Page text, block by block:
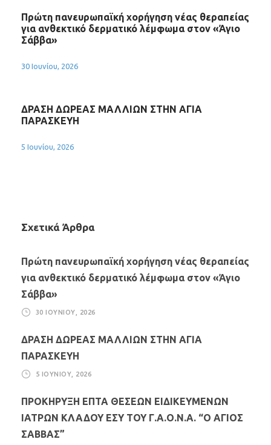
Πρώτη πανευρωπαϊκή χορήγηση νέας θεραπείας
για ανθεκτικό δερματικό λέμφωμα στον «Άγιο
Σάββα»
30 Ιουνίου, 2026
ΔΡΑΣΗ ΔΩΡΕΑΣ ΜΑΛΛΙΩΝ ΣΤΗΝ ΑΓΙΑ
ΠΑΡΑΣΚΕΥΗ
5 Ιουνίου, 2026
Σχετικά Άρθρα
Πρώτη πανευρωπαϊκή χορήγηση νέας θεραπείας
για ανθεκτικό δερματικό λέμφωμα στον «Άγιο
Σάββα»
30 ΙΟΥΝΊΟΥ, 2026
ΔΡΑΣΗ ΔΩΡΕΑΣ ΜΑΛΛΙΩΝ ΣΤΗΝ ΑΓΙΑ
ΠΑΡΑΣΚΕΥΗ
5 ΙΟΥΝΊΟΥ, 2026
ΠΡΟΚΗΡΥΞΗ ΕΠΤΑ ΘΕΣΕΩΝ ΕΙΔΙΚΕΥΜΕΝΩΝ
ΙΑΤΡΩΝ ΚΛΑΔΟΥ ΕΣΥ ΤΟΥ Γ.Α.Ο.Ν.Α. “Ο ΑΓΙΟΣ
ΣΑΒΒΑΣ”